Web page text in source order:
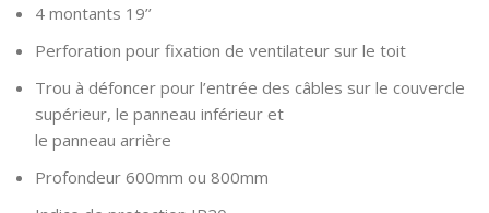
4 montants 19’’
Perforation pour fixation de ventilateur sur le toit
Trou à défoncer pour l’entrée des câbles sur le couvercle
supérieur, le panneau inférieur et
le panneau arrière
Profondeur 600mm ou 800mm